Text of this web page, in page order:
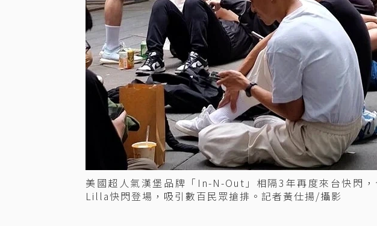
美國超人氣漢堡品牌「In-N-Out」相隔3年再度來台快閃
Lilla快閃登場，吸引數百民眾搶排。記者黃仕揚/攝影